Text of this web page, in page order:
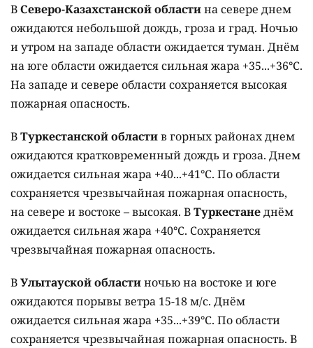
ВСеверо-Казахстанской областина севере днем
ожидаются небольшой дождь, гроза и град. Ночью
и утром на западе области ожидается туман. Днём
на юге области ожидается сильная жара +35...+36°C.
На западе и севере области сохраняется высокая
пожарная опасность.
ВТуркестанской областив горных районах днем
ожидаются кратковременный дождь и гроза. Днем
ожидается сильная жара +40...+41°C. По области
сохраняется чрезвычайная пожарная опасность,
на севере и востоке – высокая. ВТуркестанеднём
ожидается сильная жара +40°C. Сохраняется
чрезвычайная пожарная опасность.
ВУлытауской областиночью на востоке и юге
ожидаются порывы ветра 15-18 м/с. Днём
ожидается сильная жара +35...+39°C. По области
сохраняется чрезвычайная пожарная опасность. В